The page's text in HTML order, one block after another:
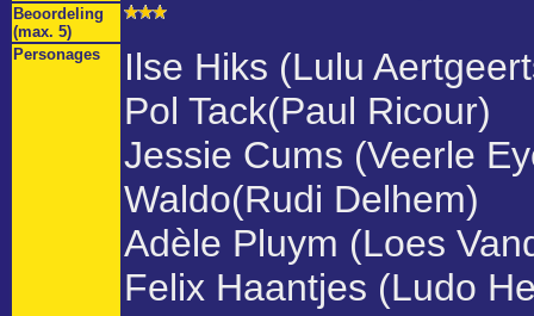
Beoordeling
(max. 5)
Personages
Ilse Hiks (Lulu
Pol Tack(Paul Ricour)
Jessie Cums (Veerle
Waldo(Rudi Delhem)
Adèle Pluym (Loes
Felix Haantjes (Ludo